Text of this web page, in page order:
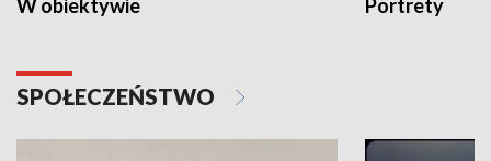
W obiektywie Portrety
SPOŁECZEŃSTWO